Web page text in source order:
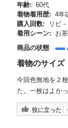
年齢: 60代
着物着用歴: 4年
購入回数:
リピ
着用シーン:
お
商品の状態
着物のサイズ
今回色無地を２
た。一枚はよか
役に立った